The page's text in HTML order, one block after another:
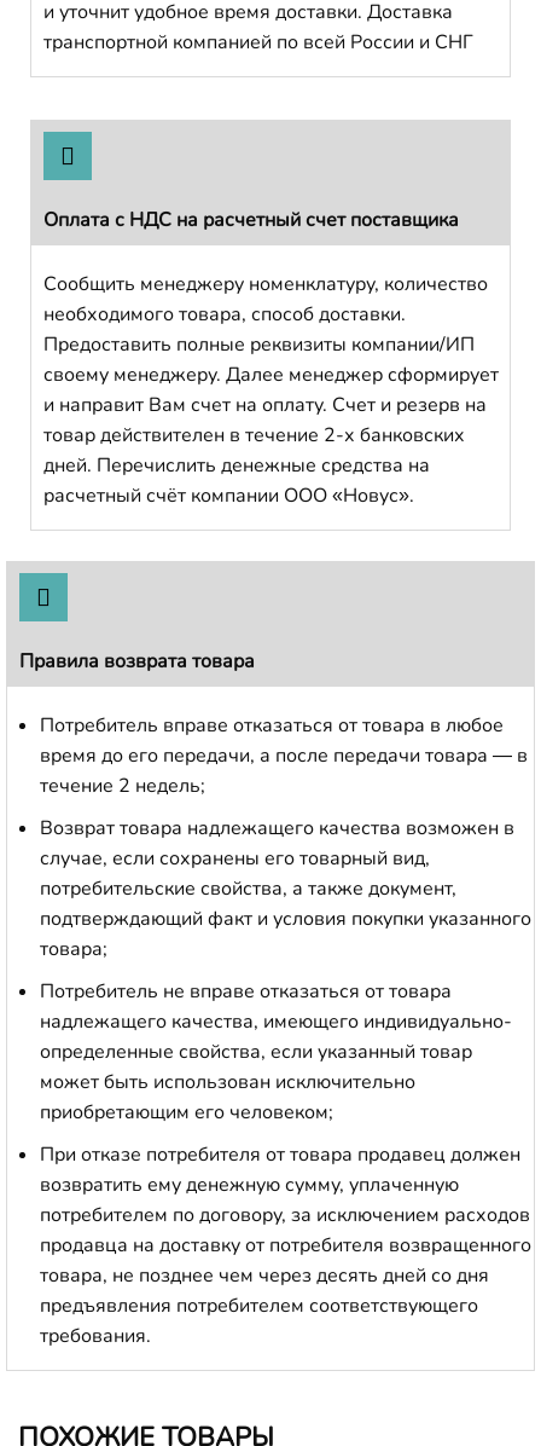
и уточнит удобное время доставки. Доставка
транспортной компанией по всей России и СНГ
Оплата с НДС на расчетный счет поставщика
Сообщить менеджеру номенклатуру, количество
необходимого товара, способ доставки.
Предоставить полные реквизиты компании/ИП
своему менеджеру. Далее менеджер сформирует
и направит Вам счет на оплату. Счет и резерв на
товар действителен в течение 2-х банковских
дней. Перечислить денежные средства на
расчетный счёт компании ООО «Новус».
Правила возврата товара
Потребитель вправе отказаться от товара в любое
время до его передачи, а после передачи товара — в
течение 2 недель;
Возврат товара надлежащего качества возможен в
случае, если сохранены его товарный вид,
потребительские свойства, а также документ,
подтверждающий факт и условия покупки указанного
товара;
Потребитель не вправе отказаться от товара
надлежащего качества, имеющего индивидуально-
определенные свойства, если указанный товар
может быть использован исключительно
приобретающим его человеком;
При отказе потребителя от товара продавец должен
возвратить ему денежную сумму, уплаченную
потребителем по договору, за исключением расходов
продавца на доставку от потребителя возвращенного
товара, не позднее чем через десять дней со дня
предъявления потребителем соответствующего
требования.
ПОХОЖИЕ ТОВАРЫ